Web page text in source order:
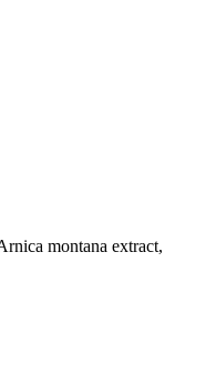
montana extract,